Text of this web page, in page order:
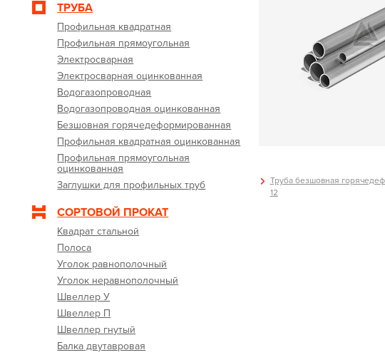
ТРУБА
Профильная квадратная
Профильная прямоугольная
Электросварная
Электросварная оцинкованная
Водогазопроводная
Водогазопроводная оцинкованная
Безшовная горячедеформированная
Профильная квадратная оцинкованная
Профильная прямоугольная
оцинкованная
Заглушки для профильных труб
СОРТОВОЙ ПРОКАТ
Квадрат стальной
Полоса
Уголок равнополочный
Уголок неравнополочный
Швеллер У
Швеллер П
Швеллер гнутый
Балка двутавровая
Труба безшовная
12